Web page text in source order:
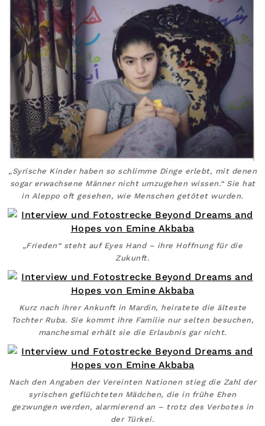
„Syrische Kinder haben so schlimme Dinge erlebt, mit denen
sogar erwachsene Männer nicht umzugehen wissen.“ Sie hat
in Aleppo oft gesehen, wie Menschen getötet wurden.
„Frieden“ steht auf Eyes Hand – ihre Hoffnung für die
Zukunft.
Kurz nach ihrer Ankunft in Mardin, heiratete die älteste
Tochter Ruba. Sie kommt ihre Familie nur selten besuchen,
manchesmal erhält sie die Erlaubnis gar nicht.
Nach den Angaben der Vereinten Nationen stieg die Zahl der
syrischen geflüchteten Mädchen, die in frühe Ehen
gezwungen werden, alarmierend an – trotz des Verbotes in
der Türkei.